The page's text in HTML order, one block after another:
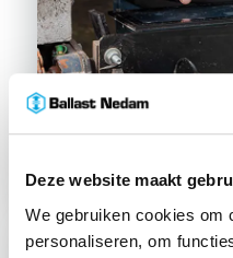
Deze website maakt
We gebruiken cookies om
personaliseren, om